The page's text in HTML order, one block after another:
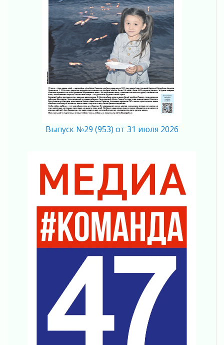
02 августа 2026
Жителям Ленобласти напомнили, как
действовать при укусе клеща
02 августа 2026
В Ивангороде назвали новых почетных
граждан Ленинградской области
02 августа 2026
Готовность №1
02 августа 2026
Километровые столбы «Дороги жизни»
02 августа 2026
02 августа 2026
В Ивангороде появилась «Избушка-
воробушка»
Юхла, мука, кантеле и Водяной
01 августа 2026
Лето катится с горки
01 августа 2026
В Ленобласти открылась экспозиция к 150-
летию Билибина
Лето без гаджетов
01 августа 2026
Болезнь девственниц и вампиров
01 августа 2026
Выпуск №29 (953) от 31 июля 2026